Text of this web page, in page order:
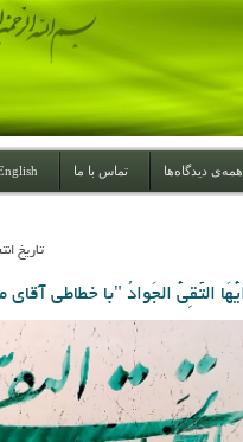
همه‌ی دیدگاه‌ها تماس با ما
تاريخ انتشار: 04 خرداد
التَّقِیُّ الجَوادُ "با خطاطی